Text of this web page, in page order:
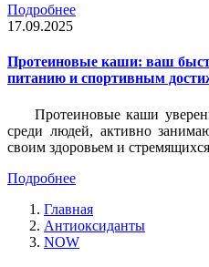
Подробнее
17.09.2025
Протеиновые каши: ваш
питанию и спортивным
Протеиновые каши
среди людей, активно
своим здоровьем и
Подробнее
Главная
Антиоксиданты
NOW